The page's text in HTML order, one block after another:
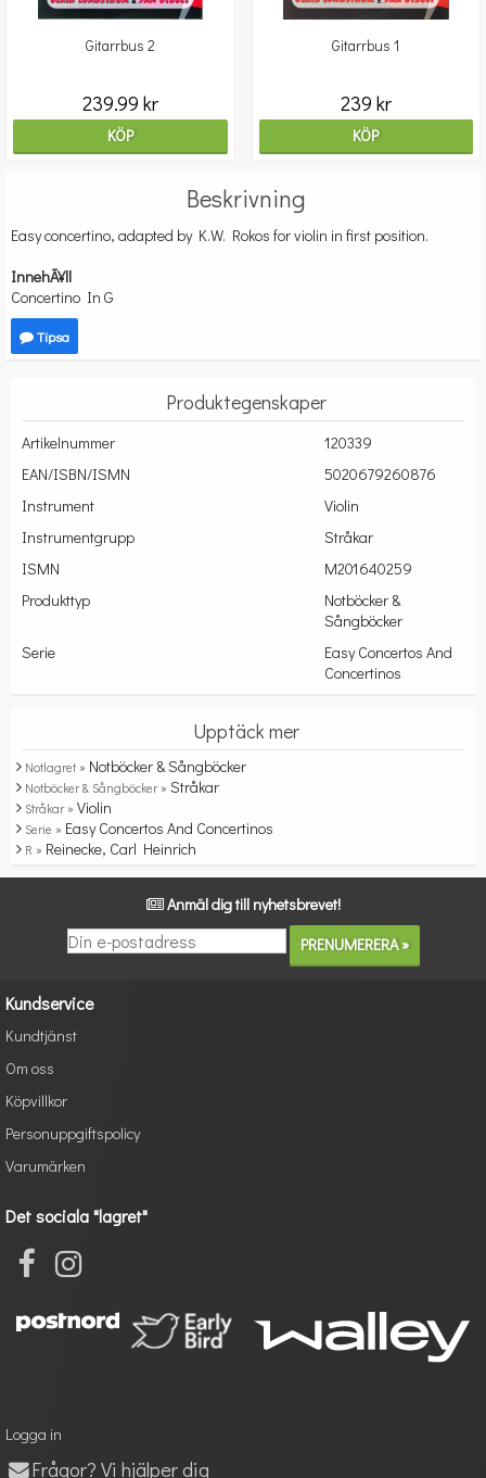
Gitarrbus 2
239.99 kr
KÖP
Gitarrbus 1
239 kr
KÖP
Beskrivning
Easy concertino, adapted by K.W. Rokos for violin in first position.
InnehÃ¥ll
Concertino In G
Tipsa
Produktegenskaper
Artikelnummer
120339
EAN/ISBN/ISMN
5020679260876
Instrument
Violin
Instrumentgrupp
Stråkar
ISMN
M201640259
Produkttyp
Notböcker &
Sångböcker
Serie
Easy Concertos And
Concertinos
Upptäck mer
Notlagret » Notböcker & Sångböcker
Notböcker & Sångböcker » Stråkar
Stråkar » Violin
Serie » Easy Concertos And Concertinos
R » Reinecke, Carl Heinrich
Anmäl dig till nyhetsbrevet!
Kundservice
Kundtjänst
Om oss
Köpvillkor
Personuppgiftspolicy
Varumärken
Det sociala "lagret"
Logga in
Frågor? Vi hjälper dig